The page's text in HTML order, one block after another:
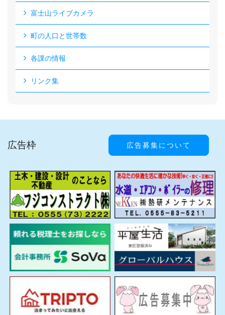
富士山ライブカメラ
町の人口と世帯数
各課の情報
リンク集
広告枠 広告募集について